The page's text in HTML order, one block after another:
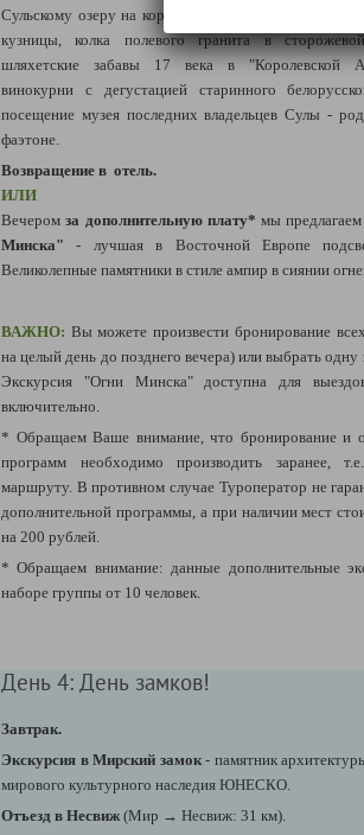
Сульскому озеру на корабле викингов - драккаре,
кузницы, колка полевого гранита в
шляхетские забавы 17 века в "Королевской
винокурни с дегустацией старинного
посещение музея последних владельцев Сулы -
фаэтоне.
Возвращение в отель.
ИЛИ
Вечеромза дополнительную плату* мы
Минска" - лучшая в Восточной Европе
Великолепные памятники в стиле ампир в сиянии
ВАЖНО: Вы можете произвести бронирование
на целый день до позднего вечера) или выбрать
Экскурсия "Огни Минска" доступна для
включительно.
* Обращаем Ваше внимание, что бронирование и
программ необходимо производить заранее,
маршруту. В противном случае Туроператор не
дополнительной программы, а при наличии мест
на 200 рублей.
* Обращаем внимание: данные дополнительные
наборе группы от 10 человек.
День 4: День замков!
Завтрак.
Экскурсия в Мирский замок- памятник
мирового культурного наследия ЮНЕСКО.
Отъезд в Несвиж (Мир → Несвиж: 31 км).